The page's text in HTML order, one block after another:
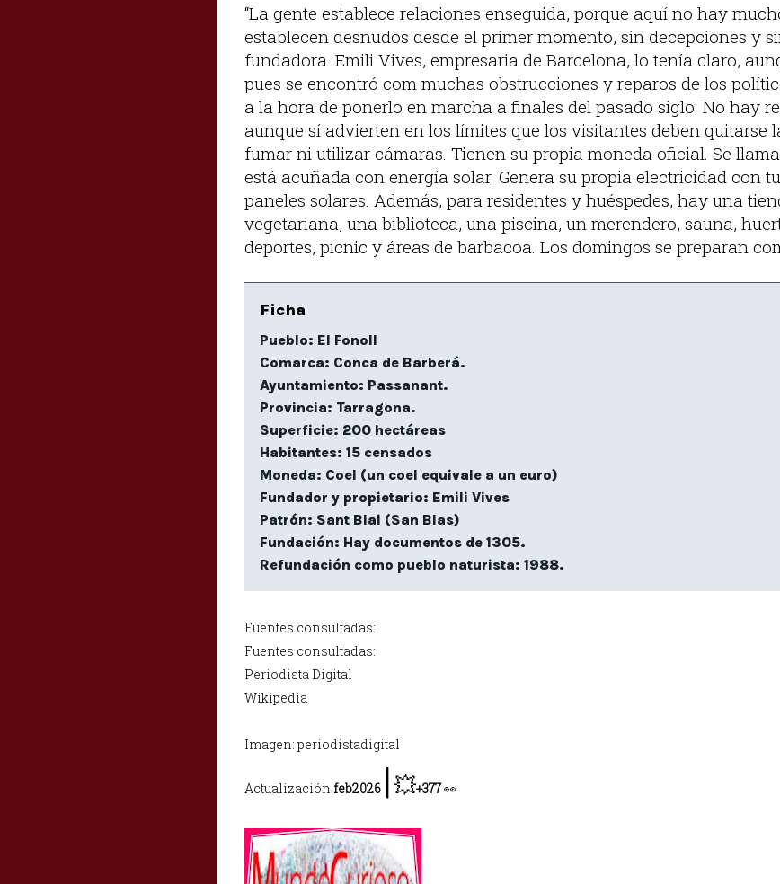
“La gente establece relaciones enseguida, porque aquí no hay
establecen desnudos desde el primer momento, sin decepciones y
fundadora. Emili Vives, empresaria de Barcelona, lo tenía claro,
pues se encontró com muchas obstrucciones y reparos de los
a la hora de ponerlo en marcha a finales del pasado siglo. No hay
aunque sí advierten en los límites que los visitantes deben quitarse
fumar ni utilizar cámaras. Tienen su propia moneda oficial. Se
está acuñada con energía solar. Genera su propia electricidad con
paneles solares. Además, para residentes y huéspedes, hay una
vegetariana, una biblioteca, una piscina, un merendero, sauna,
deportes, picnic y áreas de barbacoa. Los domingos se preparan
Ficha
Pueblo: El Fonoll
Comarca: Conca de Barberá.
Ayuntamiento: Passanant.
Provincia: Tarragona.
Superficie: 200 hectáreas
Habitantes: 15 censados
Moneda: Coel (un coel equivale a un euro)
Fundador y propietario: Emili Vives
Patrón: Sant Blai (San Blas)
Fundación: Hay documentos de 1305.
Refundación como pueblo naturista: 1988.
Fuentes consultadas:
Fuentes consultadas:
Periodista Digital
Wikipedia
Imagen: periodistadigital
Actualización feb2026 |💥+377👀